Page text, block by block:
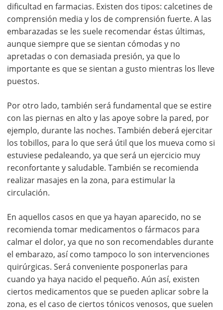
dificultad en farmacias. Existen dos tipos: calcetines de
comprensión media y los de comprensión fuerte. A las
embarazadas se les suele recomendar éstas últimas,
aunque siempre que se sientan cómodas y no
apretadas o con demasiada presión, ya que lo
importante es que se sientan a gusto mientras los lleve
puestos.
Por otro lado, también será fundamental que se estire
con las piernas en alto y las apoye sobre la pared, por
ejemplo, durante las noches. También deberá ejercitar
los tobillos, para lo que será útil que los mueva como si
estuviese pedaleando, ya que será un ejercicio muy
reconfortante y saludable. También se recomienda
realizar masajes en la zona, para estimular la
circulación.
En aquellos casos en que ya hayan aparecido, no se
recomienda tomar medicamentos o fármacos para
calmar el dolor, ya que no son recomendables durante
el embarazo, así como tampoco lo son intervenciones
quirúrgicas. Será conveniente posponerlas para
cuando ya haya nacido el pequeño. Aún así, existen
ciertos medicamentos que se pueden aplicar sobre la
zona, es el caso de ciertos tónicos venosos, que suelen